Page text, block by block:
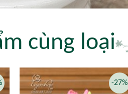
cùng loại
-27%